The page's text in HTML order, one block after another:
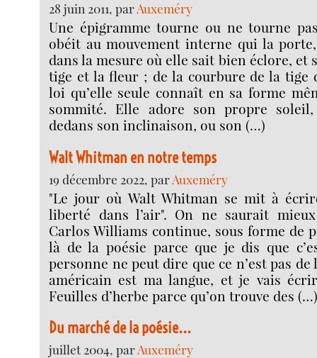
28 juin 2011, parAuxeméry
Une épigramme tourne ou ne tourne
obéit au mouvement interne qui la
dans la mesure où elle sait bien éclore, et
tige et la fleur ; de la courbure de la tige
loi qu’elle seule connaît en sa forme
sommité. Elle adore son propre
dedans son inclinaison, ou son (…)
Walt Whitman en notre temps
19 décembre 2022, parAuxeméry
"Le jour où Walt Whitman se mit à
liberté dans l’air". On ne saurait
Carlos Williams continue, sous forme de
là de la poésie parce que je dis que
personne ne peut dire que ce n’est pas de
américain est ma langue, et je vais
Feuilles d’herbe parce qu’on trouve des
Du marché de la poésie...
juillet 2004, parAuxeméry